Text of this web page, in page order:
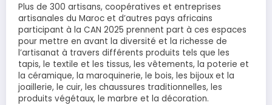
Plus de 300 artisans, coopératives et entreprises
artisanales du Maroc et d’autres pays africains
participant à la CAN 2025 prennent part à ces espaces
pour mettre en avant la diversité et la richesse de
l’artisanat à travers différents produits tels que les
tapis, le textile et les tissus, les vêtements, la poterie et
la céramique, la maroquinerie, le bois, les bijoux et la
joaillerie, le cuir, les chaussures traditionnelles, les
produits végétaux, le marbre et la décoration.